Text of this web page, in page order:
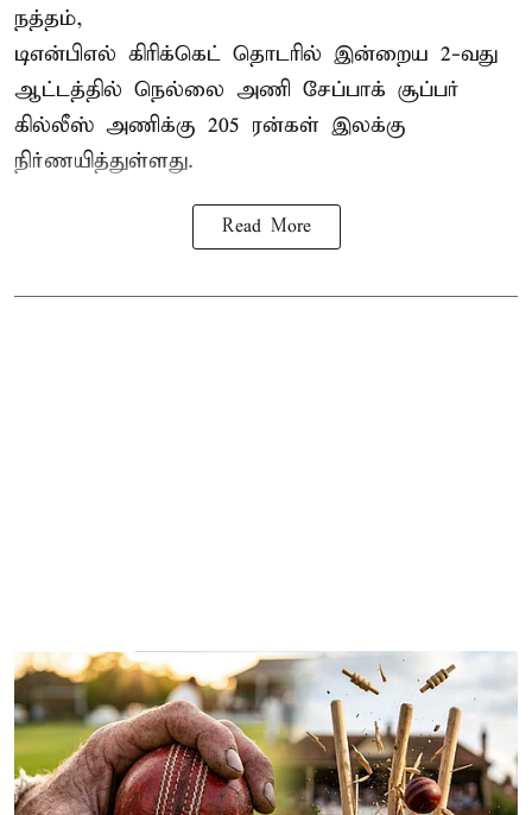
நத்தம்,
டிஎன்பிஎல் கிரிக்கெட் தொடரில் இன்றைய 2-வது
ஆட்டத்தில் நெல்லை அணி சேப்பாக் சூப்பர்
கில்லீஸ் அணிக்கு 205 ரன்கள் இலக்கு
நிர்ணயித்துள்ளது.
Read More